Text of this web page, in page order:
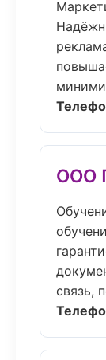
ООО
связь,